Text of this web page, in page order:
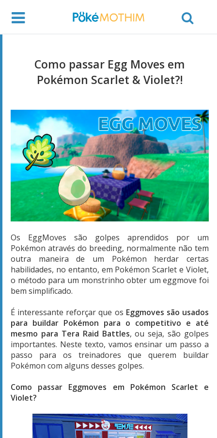
Como passar Egg Moves em
Pokémon Scarlet & Violet?!
Os EggMoves são golpes aprendidos por um
Pokémon através do breeding, normalmente não tem
outra maneira de um Pokémon herdar certas
habilidades, no entanto, em Pokémon Scarlet e Violet,
o método para um monstrinho obter um eggmove foi
bem simplificado.
É interessante reforçar que os Eggmoves são usados
para buildar Pokémon para o competitivo e até
mesmo para Tera Raid Battles, ou seja, são golpes
importantes. Neste texto, vamos ensinar um passo a
passo para os treinadores que querem buildar
Pokémon com alguns desses golpes.
Como passar Eggmoves em Pokémon Scarlet e
Violet?